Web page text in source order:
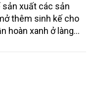
xuất các sản
thêm sinh kế cho
hoàn xanh ở làng
thị trường trong nước